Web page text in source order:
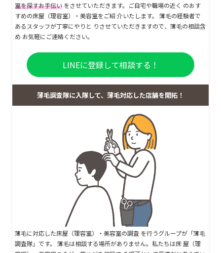
室を探すお手伝い をさせていただきます。ご自宅や職場の近く のおす
すめの床屋（理容室）・美容室をご紹 介いたします。 薄毛の経験者で
あるスタッフが丁寧にやりと りさせていただきますので、薄毛の相談含
め お気軽にご連絡ください。
LINEに登録して相談する！
薄毛調査隊に入隊して、薄毛対応した店舗を開拓！
薄毛に対応した床屋（理容室）・美容室の調査 を行うグループが「薄毛
調査隊」です。 薄毛は相談する場所がありません。私たちは床 屋（理